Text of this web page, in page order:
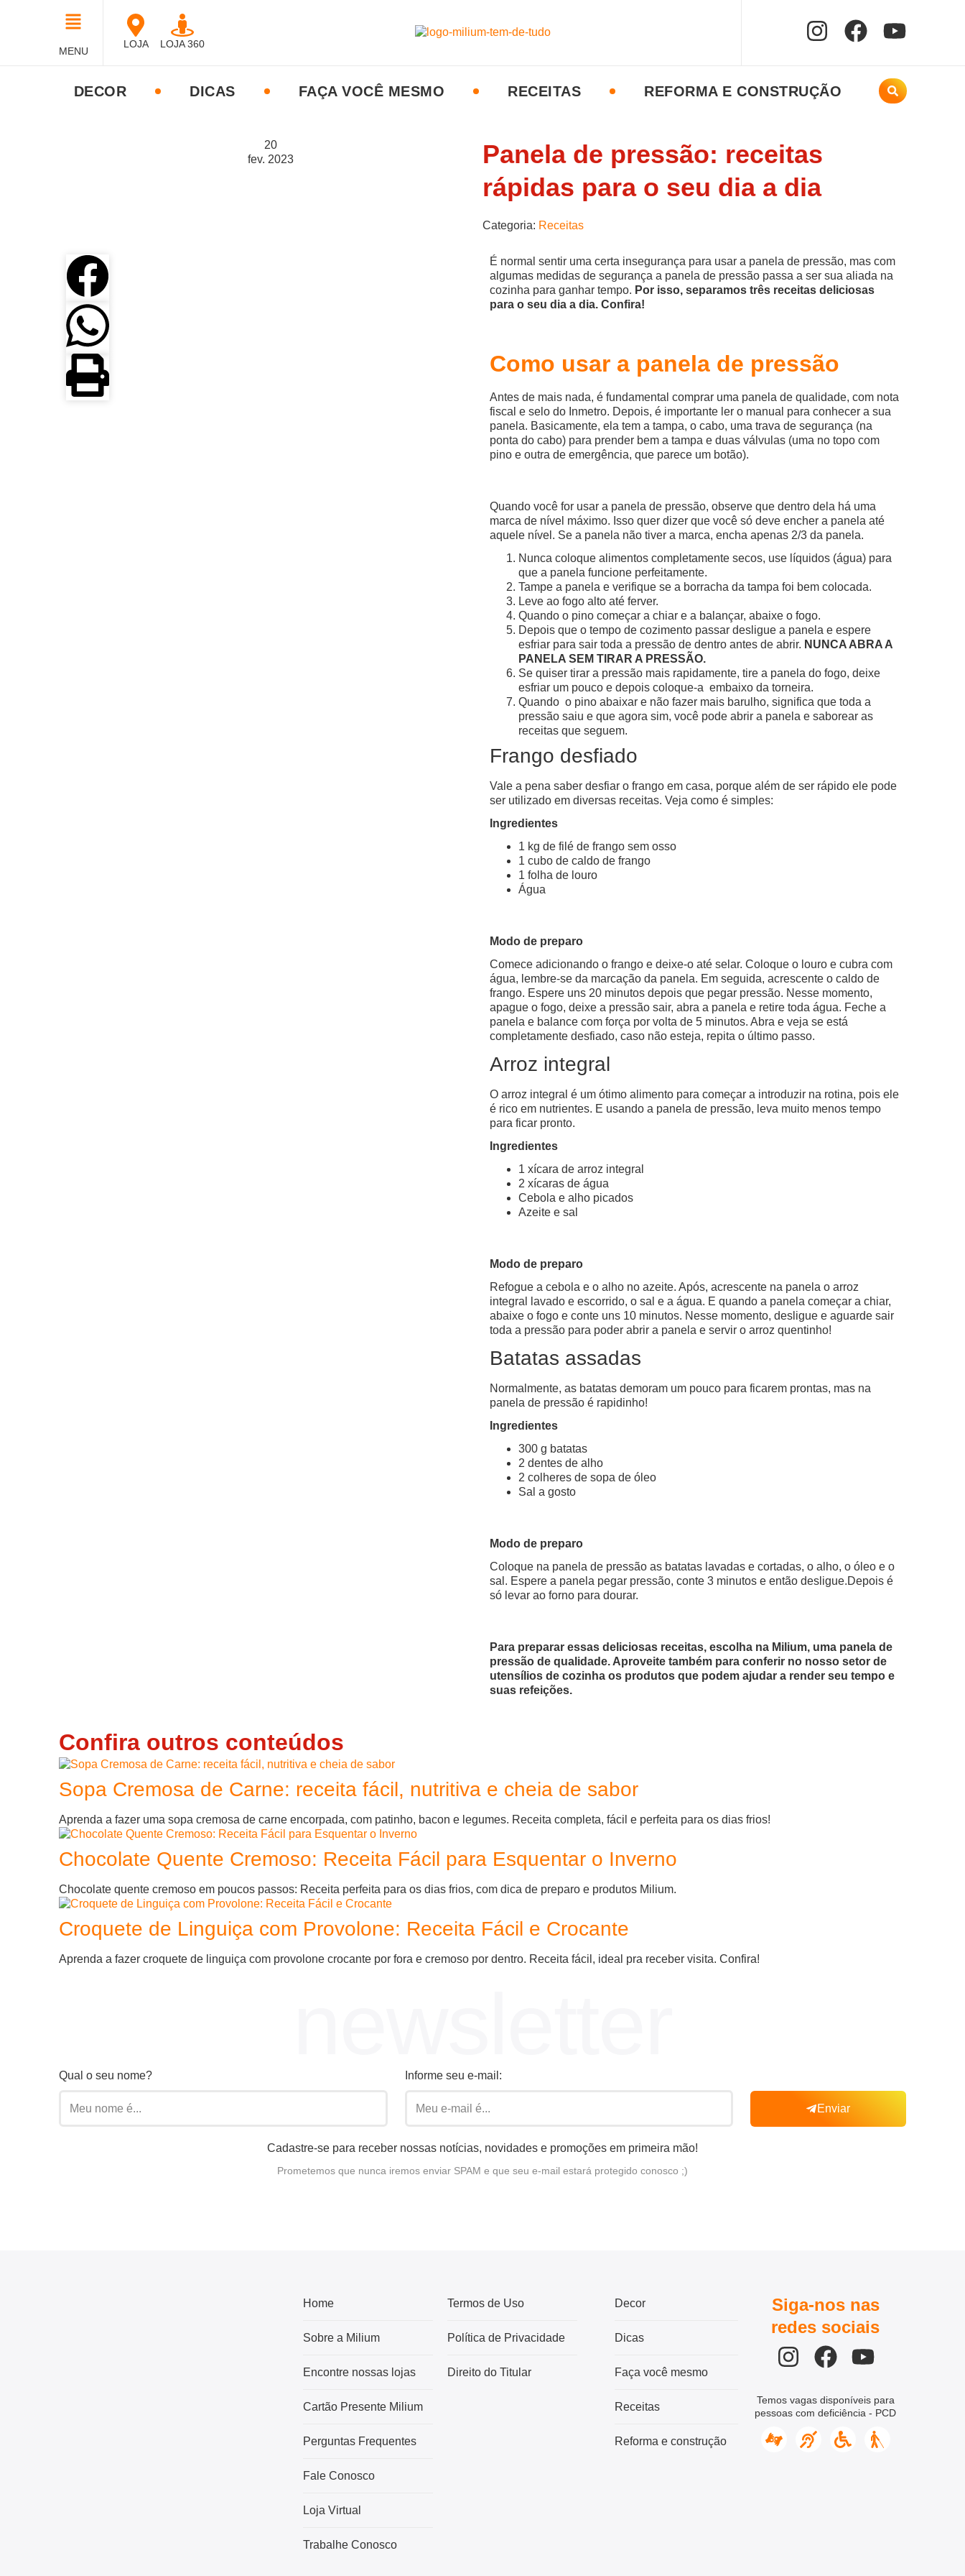
MENU
LOJA LOJA 360
DECOR DICAS FAÇA VOCÊ MESMO RECEITAS REFORMA E CONSTRUÇÃO
20
fev. 2023
Panela de pressão: receitas
rápidas para o seu dia a dia
Categoria: Receitas
É normal sentir uma certa insegurança para usar a panela de pressão, mas com
algumas medidas de segurança a panela de pressão passa a ser sua aliada na
cozinha para ganhar tempo. Por isso, separamos três receitas deliciosas
para o seu dia a dia. Confira!
Como usar a panela de pressão
Antes de mais nada, é fundamental comprar uma panela de qualidade, com nota
fiscal e selo do Inmetro. Depois, é importante ler o manual para conhecer a sua
panela. Basicamente, ela tem a tampa, o cabo, uma trava de segurança (na
ponta do cabo) para prender bem a tampa e duas válvulas (uma no topo com
pino e outra de emergência, que parece um botão).
Quando você for usar a panela de pressão, observe que dentro dela há uma
marca de nível máximo. Isso quer dizer que você só deve encher a panela até
aquele nível. Se a panela não tiver a marca, encha apenas 2/3 da panela.
Nunca coloque alimentos completamente secos, use líquidos (água) para
que a panela funcione perfeitamente.
Tampe a panela e verifique se a borracha da tampa foi bem colocada.
Leve ao fogo alto até ferver.
Quando o pino começar a chiar e a balançar, abaixe o fogo.
Depois que o tempo de cozimento passar desligue a panela e espere
esfriar para sair toda a pressão de dentro antes de abrir. NUNCA ABRA A
PANELA SEM TIRAR A PRESSÃO.
Se quiser tirar a pressão mais rapidamente, tire a panela do fogo, deixe
esfriar um pouco e depois coloque-a embaixo da torneira.
Quando o pino abaixar e não fazer mais barulho, significa que toda a
pressão saiu e que agora sim, você pode abrir a panela e saborear as
receitas que seguem.
Frango desfiado
Vale a pena saber desfiar o frango em casa, porque além de ser rápido ele pode
ser utilizado em diversas receitas. Veja como é simples:
Ingredientes
1 kg de filé de frango sem osso
1 cubo de caldo de frango
1 folha de louro
Água
Modo de preparo
Comece adicionando o frango e deixe-o até selar. Coloque o louro e cubra com
água, lembre-se da marcação da panela. Em seguida, acrescente o caldo de
frango. Espere uns 20 minutos depois que pegar pressão. Nesse momento,
apague o fogo, deixe a pressão sair, abra a panela e retire toda água. Feche a
panela e balance com força por volta de 5 minutos. Abra e veja se está
completamente desfiado, caso não esteja, repita o último passo.
Arroz integral
O arroz integral é um ótimo alimento para começar a introduzir na rotina, pois ele
é rico em nutrientes. E usando a panela de pressão, leva muito menos tempo
para ficar pronto.
Ingredientes
1 xícara de arroz integral
2 xícaras de água
Cebola e alho picados
Azeite e sal
Modo de preparo
Refogue a cebola e o alho no azeite. Após, acrescente na panela o arroz
integral lavado e escorrido, o sal e a água. E quando a panela começar a chiar,
abaixe o fogo e conte uns 10 minutos. Nesse momento, desligue e aguarde sair
toda a pressão para poder abrir a panela e servir o arroz quentinho!
Batatas assadas
Normalmente, as batatas demoram um pouco para ficarem prontas, mas na
panela de pressão é rapidinho!
Ingredientes
300 g batatas
2 dentes de alho
2 colheres de sopa de óleo
Sal a gosto
Modo de preparo
Coloque na panela de pressão as batatas lavadas e cortadas, o alho, o óleo e o
sal. Espere a panela pegar pressão, conte 3 minutos e então desligue.Depois é
só levar ao forno para dourar.
Para preparar essas deliciosas receitas, escolha na Milium, uma panela de
pressão de qualidade. Aproveite também para conferir no nosso setor de
utensílios de cozinha os produtos que podem ajudar a render seu tempo e
suas refeições.
Confira outros conteúdos
Sopa Cremosa de Carne: receita fácil, nutritiva e cheia de sabor
Aprenda a fazer uma sopa cremosa de carne encorpada, com patinho, bacon e legumes. Receita completa, fácil e perfeita para os dias frios!
Chocolate Quente Cremoso: Receita Fácil para Esquentar o Inverno
Chocolate quente cremoso em poucos passos: Receita perfeita para os dias frios, com dica de preparo e produtos Milium.
Croquete de Linguiça com Provolone: Receita Fácil e Crocante
Aprenda a fazer croquete de linguiça com provolone crocante por fora e cremoso por dentro. Receita fácil, ideal pra receber visita. Confira!
Qual o seu nome? Informe seu e-mail:
Enviar
Cadastre-se para receber nossas notícias, novidades e promoções em primeira mão!
Prometemos que nunca iremos enviar SPAM e que seu e-mail estará protegido conosco ;)
Home
Sobre a Milium
Encontre nossas lojas
Cartão Presente Milium
Perguntas Frequentes
Fale Conosco
Loja Virtual
Trabalhe Conosco
Termos de Uso
Política de Privacidade
Direito do Titular
Decor
Dicas
Faça você mesmo
Receitas
Reforma e construção
Siga-nos nas
redes sociais
Temos vagas disponíveis para
pessoas com deficiência - PCD